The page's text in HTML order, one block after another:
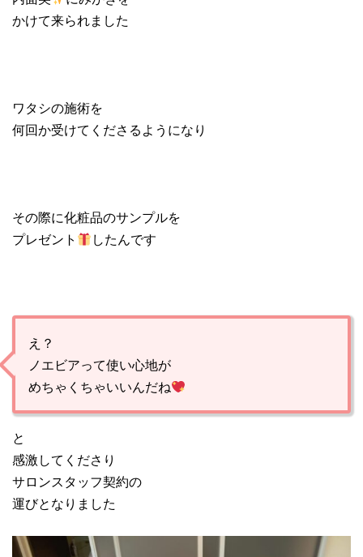
かけて来られました
ワタシの施術を
何回か受けてくださるようになり
その際に化粧品のサンプルを
プレゼント
したんです
え？
ノエビアって使い心地が
めちゃくちゃいいんだね
と
感激してくださり
サロンスタッフ契約の
運びとなりました